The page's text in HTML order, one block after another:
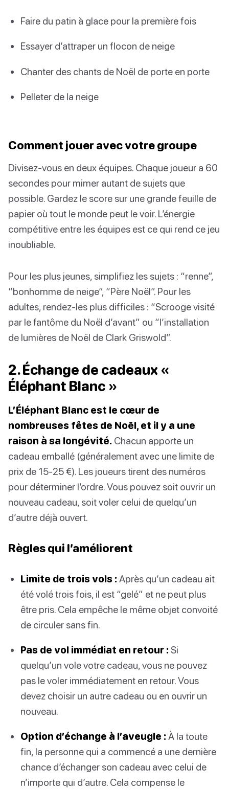
Faire du patin à glace pour la première fois
Essayer d’attraper un flocon de neige
Chanter des chants de Noël de porte en porte
Pelleter de la neige
Comment jouer avec votre groupe
Divisez-vous en deux équipes. Chaque joueur a 60
secondes pour mimer autant de sujets que
possible. Gardez le score sur une grande feuille de
papier où tout le monde peut le voir. L’énergie
compétitive entre les équipes est ce qui rend ce jeu
inoubliable.
Pour les plus jeunes, simplifiez les sujets : “renne”,
“bonhomme de neige”, “Père Noël”. Pour les
adultes, rendez-les plus difficiles : “Scrooge visité
par le fantôme du Noël d’avant” ou “l’installation
de lumières de Noël de Clark Griswold”.
2. Échange de cadeaux «
Éléphant Blanc »
L’Éléphant Blanc est le cœur de
nombreuses fêtes de Noël, et il y a une
raison à sa longévité. Chacun apporte un
cadeau emballé (généralement avec une limite de
prix de 15-25 €). Les joueurs tirent des numéros
pour déterminer l’ordre. Vous pouvez soit ouvrir un
nouveau cadeau, soit voler celui de quelqu’un
d’autre déjà ouvert.
Règles qui l’améliorent
Limite de trois vols : Après qu’un cadeau ait
été volé trois fois, il est “gelé” et ne peut plus
être pris. Cela empêche le même objet convoité
de circuler sans fin.
Pas de vol immédiat en retour : Si
quelqu’un vole votre cadeau, vous ne pouvez
pas le voler immédiatement en retour. Vous
devez choisir un autre cadeau ou en ouvrir un
nouveau.
Option d’échange à l’aveugle : À la toute
fin, la personne qui a commencé a une dernière
chance d’échanger son cadeau avec celui de
n’importe qui d’autre. Cela compense le